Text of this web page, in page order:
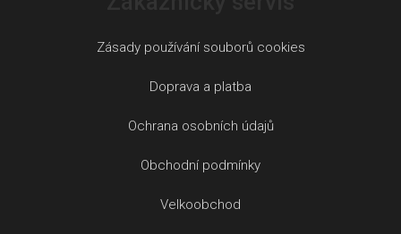
Zásady používání souborů cookies
Doprava a platba
Ochrana osobních údajů
Obchodní podmínky
Velkoobchod